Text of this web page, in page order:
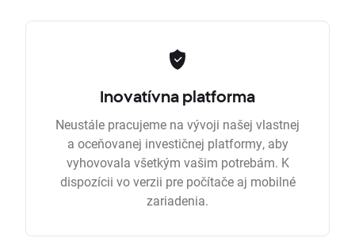
Inovatívna platforma
Neustále pracujeme na vývoji našej vlastnej
a oceňovanej investičnej platformy, aby
vyhovovala všetkým vašim potrebám. K
dispozícii vo verzii pre počítače aj mobilné
zariadenia.